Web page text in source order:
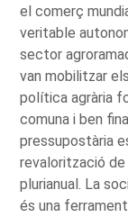
el comerç
veritable
sector
van mobilitzar
política agrària
comuna i ben
pressupostària
revalorització
plurianual. La
és una